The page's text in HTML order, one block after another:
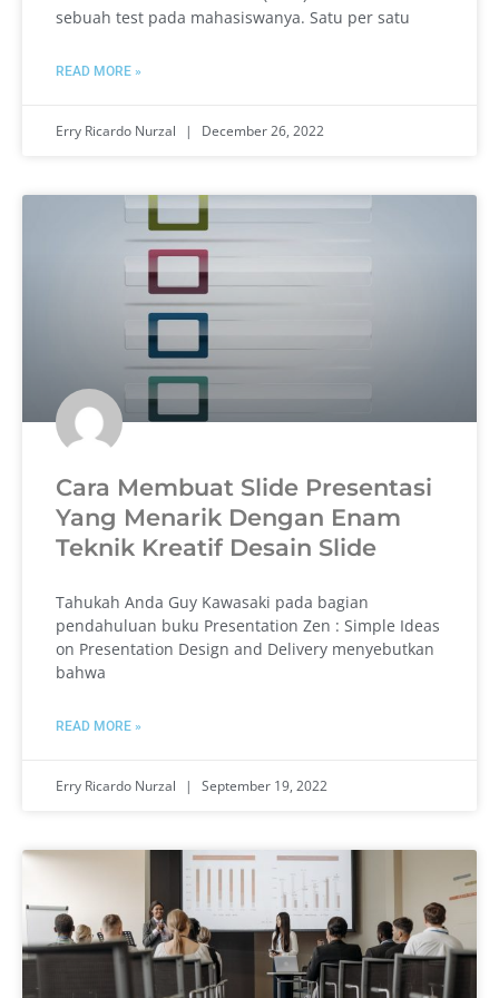
sebuah test pada mahasiswanya. Satu per satu
READ MORE »
Erry Ricardo Nurzal December 26, 2022
Cara Membuat Slide Presentasi
Yang Menarik Dengan Enam
Teknik Kreatif Desain Slide
Tahukah Anda Guy Kawasaki pada bagian
pendahuluan buku Presentation Zen : Simple Ideas
on Presentation Design and Delivery menyebutkan
bahwa
READ MORE »
Erry Ricardo Nurzal September 19, 2022